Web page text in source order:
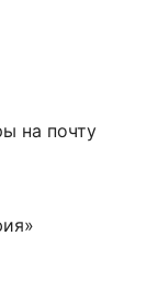
на почту